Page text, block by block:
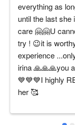
everything as
until the last she
care 🤗🤗U
try ! 😉it is
experience
irina 🙏🙏🙏you
💙💙💙I highly
her 🥰